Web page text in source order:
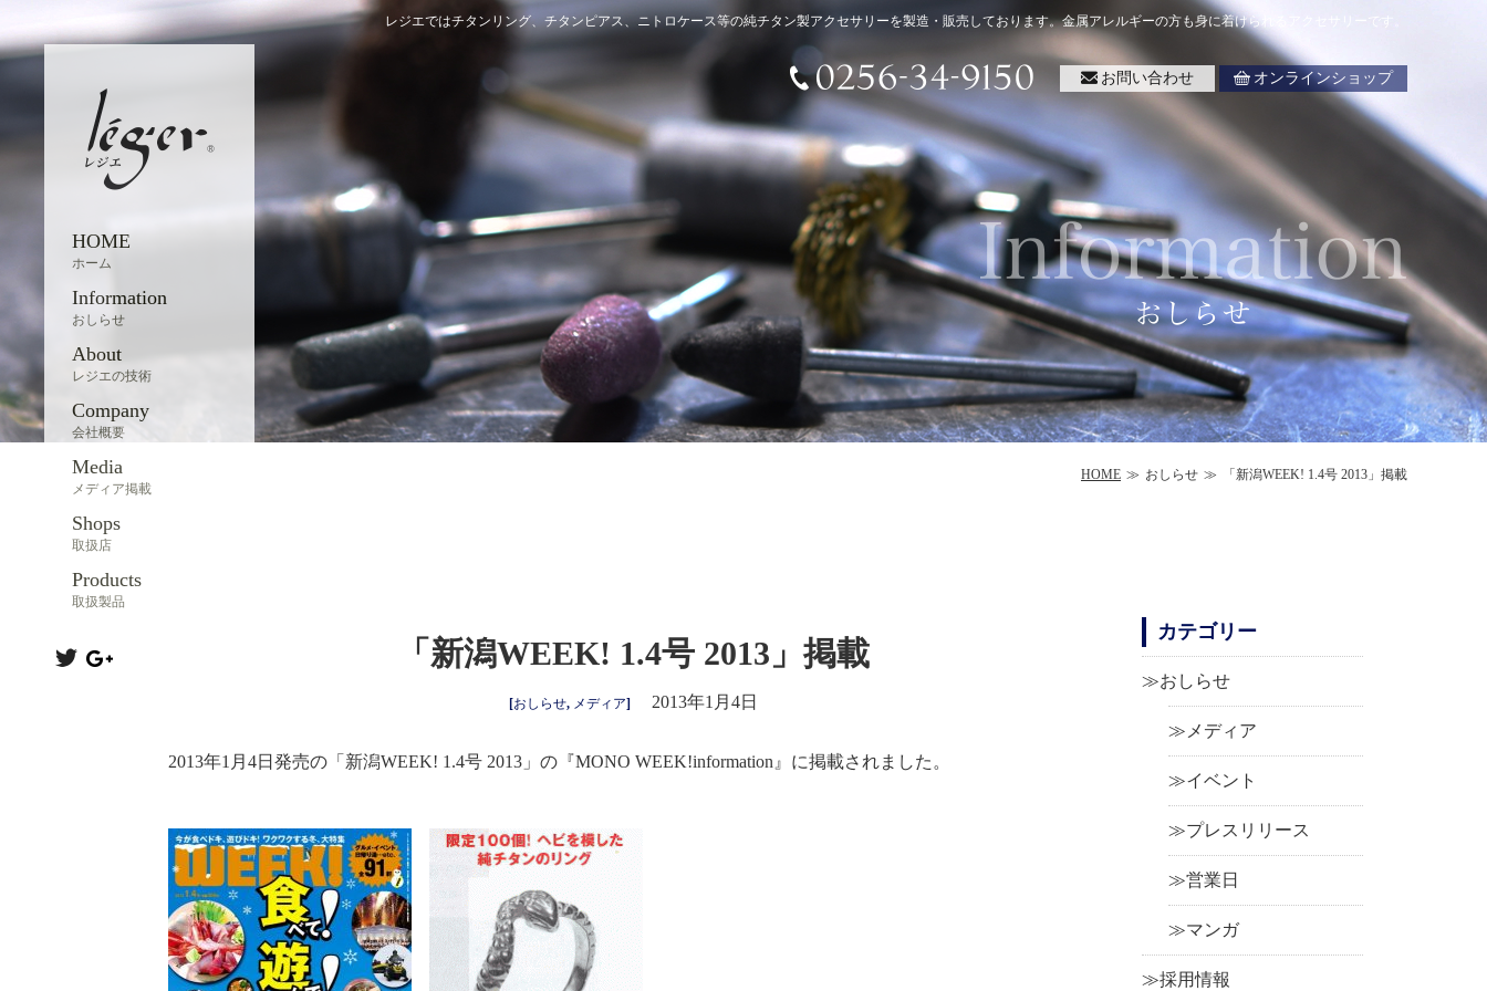
レジエではチタンリング、チタンピアス、ニトロケース等の純チタン製アクセサリーを製造・販売しております。金属アレルギーの方も身に着けられるアクセサリーです。
お問い合わせ オンラインショップ
HOME
ホーム
Information
おしらせ
About
レジエの技術
Company
会社概要
Media
メディア掲載
Shops
取扱店
Products
取扱製品
HOME おしらせ 「新潟WEEK! 1.4号 2013」掲載
「新潟WEEK! 1.4号 2013」掲載
[おしらせ, メディア] 2013年1月4日
2013年1月4日発売の「新潟WEEK! 1.4号 2013」の『MONO WEEK!information』に掲載されました。
カテゴリー
おしらせ
メディア
イベント
プレスリリース
営業日
マンガ
採用情報